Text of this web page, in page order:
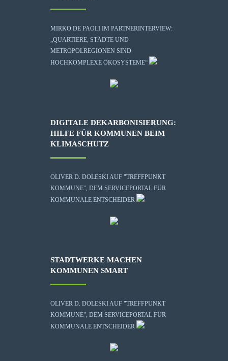
MIRKO DE PAOLI IM PARTNERINTERVIEW:
„QUARTIERE, STÄDTE UND
METROPOLREGIONEN SIND
HOCHKOMPLEXE ÖKOSYSTEME“
DIGITALE DEKARBONISIERUNG:
HILFE FÜR KOMMUNEN BEIM
KLIMASCHUTZ
OLIVER D. DOLESKI AUF "TREFFPUNKT
KOMMUNE", DEM SERVICEPORTAL FÜR
KOMMUNALE ENTSCHEIDER
STADTWERKE MACHEN
KOMMUNEN SMART
OLIVER D. DOLESKI AUF "TREFFPUNKT
KOMMUNE", DEM SERVICEPORTAL FÜR
KOMMUNALE ENTSCHEIDER